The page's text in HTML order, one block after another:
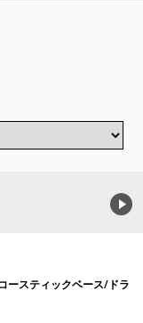
ースティックベース/ドラ